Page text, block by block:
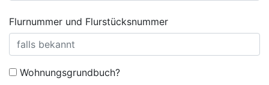
Flurnummer und Flurstücksnummer
Wohnungsgrundbuch?